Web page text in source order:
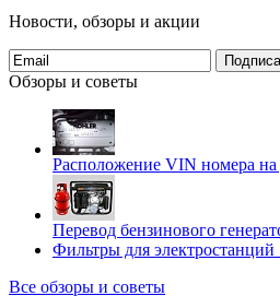
Новости, обзоры и акции
Обзоры и советы
Расположение VIN номера на
Перевод бензинового
Фильтры для
Все обзоры и советы